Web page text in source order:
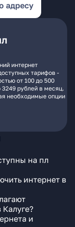
адресу
интернет
тарифов -
от 100 до 500
рублей в месяц.
необходимые опции
на пл
интернет в
и